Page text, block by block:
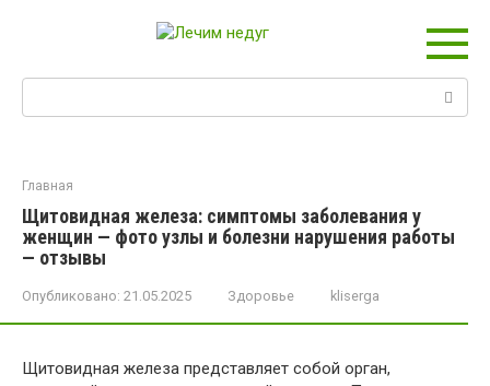
Главная
Щитовидная железа: симптомы заболевания у
женщин — фото узлы и болезни нарушения работы
— отзывы
Опубликовано: 21.05.2025 Здоровье kliserga
Щитовидная железа представляет собой орган,